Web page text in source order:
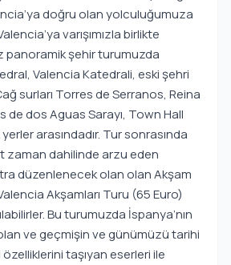
doğru olan yolculuğumuza
varışımızla birlikte
panoramik şehir turumuzda
Valencia Katedrali, eski şehri
surları Torres de Serranos, Reina
de dos Aguas Sarayı, Town Hall
arasındadır. Tur sonrasında
zaman dahilinde arzu eden
düzenlenecek olan olan Akşam
Akşamları Turu (65 Euro)
Bu turumuzda İspanya’nın
ve geçmişin ve günümüzü tarihi
taşıyan eserleri ile